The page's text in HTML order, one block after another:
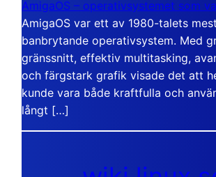
AmigaOS – operativsystemet som
AmigaOS var ett av 1980-talets mest
banbrytande operativsystem. Med
gränssnitt, effektiv multitasking,
och färgstark grafik visade det att
kunde vara både kraftfulla och
långt […]